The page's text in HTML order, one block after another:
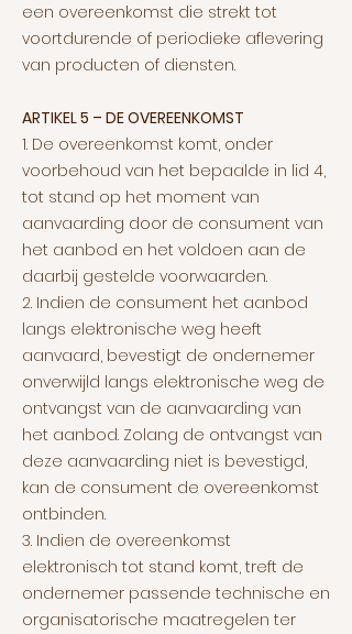
een overeenkomst die strekt tot
voortdurende of periodieke aflevering
van producten of diensten.
ARTIKEL 5 – DE OVEREENKOMST
1. De overeenkomst komt, onder
voorbehoud van het bepaalde in lid 4,
tot stand op het moment van
aanvaarding door de consument van
het aanbod en het voldoen aan de
daarbij gestelde voorwaarden.
2. Indien de consument het aanbod
langs elektronische weg heeft
aanvaard, bevestigt de ondernemer
onverwijld langs elektronische weg de
ontvangst van de aanvaarding van
het aanbod. Zolang de ontvangst van
deze aanvaarding niet is bevestigd,
kan de consument de overeenkomst
ontbinden.
3. Indien de overeenkomst
elektronisch tot stand komt, treft de
ondernemer passende technische en
organisatorische maatregelen ter